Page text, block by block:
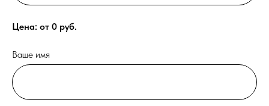
Цена: от 0 руб.
Ваше имя